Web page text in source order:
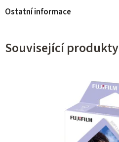
Ostatní informace
Související produkty